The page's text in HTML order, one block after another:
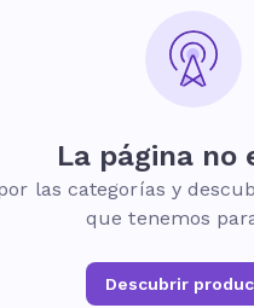
La página no
las categorías y
que tenemos
Descubrir